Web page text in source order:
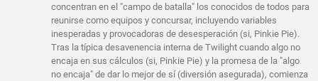
concentran en el "campo de batalla" los conocidos de todos para
reunirse como equipos y concursar, incluyendo variables
inesperadas y provocadoras de desesperación (si, Pinkie Pie).
Tras la típica desavenencia interna de Twilight cuando algo no
encaja en sus cálculos (si, Pinkie Pie) y la promesa de la "algo
no encaja" de dar lo mejor de sí (diversión asegurada), comienza